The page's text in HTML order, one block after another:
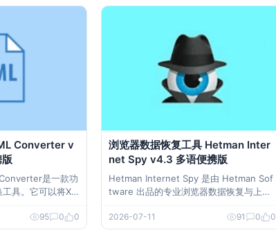
无论
式。支持筛选、规则、命令行处理及附件
Converter v
是一款功
具。它可以将XM
它还支持将其他
载地址 X
95 0 0
浏览器数据恢复工具 Hetman Inter
net Spy v4.3 多语便携版
Hetman Internet Spy 是由 Hetman Sof
tware 出品的专业浏览器数据恢复与上网
记录、密码、下载记录、聊天痕迹等，支
持穿透无痕模式、卸载浏览器、硬盘格式
2026-07-11 91 0 0